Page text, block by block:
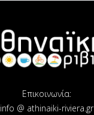
Επικοινωνία:
info @ athinaiki-riviera.gr